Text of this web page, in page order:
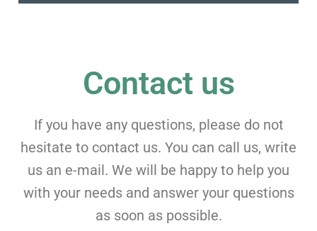
Contact us
If you have any questions, please do not
hesitate to contact us. You can call us, write
us an e-mail. We will be happy to help you
with your needs and answer your questions
as soon as possible.